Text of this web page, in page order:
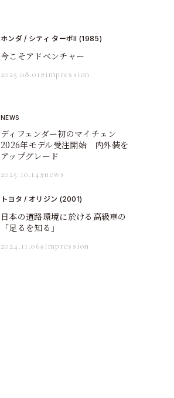
ホンダ / シティ ターボII (1985)
今こそアドベンチャー
2025.08.01 #impression
NEWS
ディフェンダー初のマイチェン
2026年モデル受注開始 内外装を
アップグレード
2025.10.14#news
トヨタ / オリジン (2001)
日本の道路環境に於ける高級車の
「足るを知る」
2024.11.06#impression